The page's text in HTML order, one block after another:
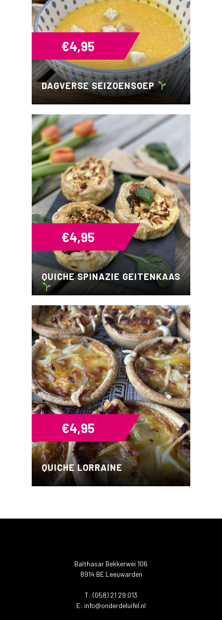
DAGVERSE SEIZOENSOEP
€4,95
QUICHE SPINAZIE GEITENKAAS
€4,95
QUICHE LORRAINE
€4,95
Balthasar Bekkerwei 106
8914 BE Leeuwarden
T: (058) 21 29 013
E: info@onderdeluifel.nl